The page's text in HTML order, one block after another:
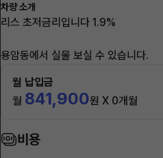
차량 소개
리스 초저금리입니다 1.9%
용암동에서 실물 보실 수 있습니다.
월 납입금
월 841,900원 X 0개월
비용